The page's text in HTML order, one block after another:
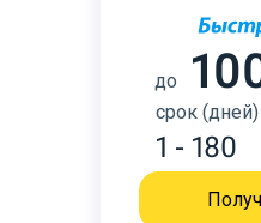
до
срок (дней)
1 - 180